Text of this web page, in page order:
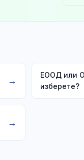
→
ЕООД или
изберете?
→